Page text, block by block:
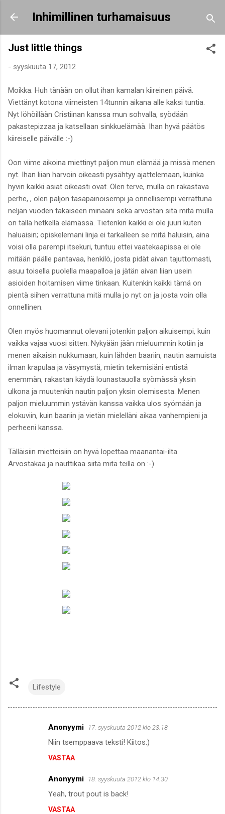
Siirry pääsisältöön
Inhimillinen turhamaisuus
Just little things
- syyskuuta 17, 2012
Moikka. Huh tänään on ollut ihan kamalan kiireinen päivä.
Viettänyt kotona viimeisten 14tunnin aikana alle kaksi tuntia.
Nyt löhöillään Cristiinan kanssa mun sohvalla, syödään
pakastepizzaa ja katsellaan sinkkuelämää. Ihan hyvä päätös
kiireiselle päivälle :-)
Oon viime aikoina miettinyt paljon mun elämää ja missä menen
nyt. Ihan liian harvoin oikeasti pysähtyy ajattelemaan, kuinka
hyvin kaikki asiat oikeasti ovat. Olen terve, mulla on rakastava
perhe, , olen paljon tasapainoisempi ja onnellisempi verrattuna
neljän vuoden takaiseen minääni sekä arvostan sitä mitä mulla
on tällä hetkellä elämässä. Tietenkin kaikki ei ole juuri kuten
haluaisin; opiskelemani linja ei tarkalleen se mitä haluisin, aina
voisi olla parempi itsekuri, tuntuu ettei vaatekaapissa ei ole
mitään päälle pantavaa, henkilö, josta pidät aivan tajuttomasti,
asuu toisella puolella maapalloa ja jätän aivan liian usein
asioiden hoitamisen viime tinkaan. Kuitenkin kaikki tämä on
pientä siihen verrattuna mitä mulla jo nyt on ja josta voin olla
onnellinen.
Olen myös huomannut olevani jotenkin paljon aikuisempi, kuin
vaikka vajaa vuosi sitten. Nykyään jään mieluummin kotiin ja
menen aikaisin nukkumaan, kuin lähden baariin, nautin aamuista
ilman krapulaa ja väsymystä, mietin tekemisiäni entistä
enemmän, rakastan käydä lounastauolla syömässä yksin
ulkona ja muutenkin nautin paljon yksin olemisesta. Menen
paljon mieluummin ystävän kanssa vaikka ulos syömään ja
elokuviin, kuin baariin ja vietän mielelläni aikaa vanhempieni ja
perheeni kanssa.
Tälläisiin mietteisiin on hyvä lopettaa maanantai-ilta.
Arvostakaa ja nauttikaa siitä mitä teillä on :-)
Lifestyle
Anonyymi 17. syyskuuta 2012 klo 23.18
Niin tsemppaava teksti! Kiitos:)
VASTAA
Anonyymi 18. syyskuuta 2012 klo 14.30
Yeah, trout pout is back!
VASTAA